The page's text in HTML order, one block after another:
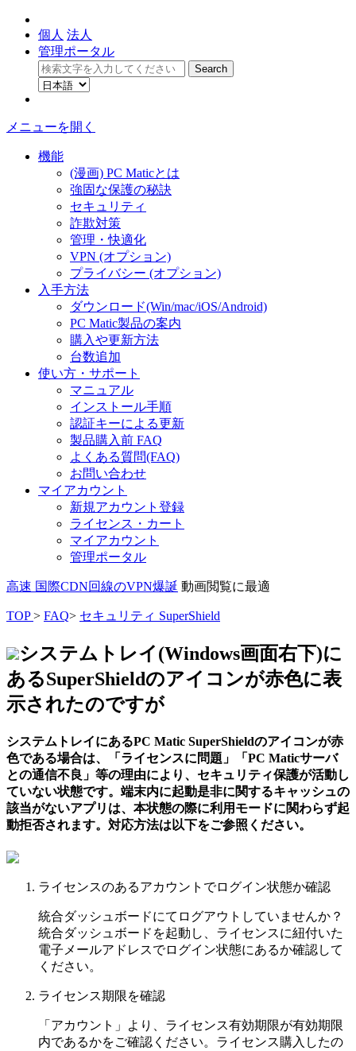
個人 法人
管理ポータル
メニューを開く
機能
(漫画) PC Maticとは
強固な保護の秘訣
セキュリティ
詐欺対策
管理・快適化
VPN (オプション)
プライバシー (オプション)
入手方法
ダウンロード(Win/mac/iOS/Android)
PC Matic製品の案内
購入や更新方法
台数追加
使い方・サポート
マニュアル
インストール手順
認証キーによる更新
製品購入前 FAQ
よくある質問(FAQ)
お問い合わせ
マイアカウント
新規アカウント登録
ライセンス・カート
マイアカウント
管理ポータル
高速 国際CDN回線のVPN爆誕 動画閲覧に最適
TOP> FAQ> セキュリティ SuperShield
システムトレイ(Windows画面右下)に
あるSuperShieldのアイコンが赤色に表
示されたのですが
システムトレイにあるPC Matic SuperShieldのアイコンが赤
色である場合は、「ライセンスに問題」「PC Maticサーバ
との通信不良」等の理由により、セキュリティ保護が活動し
ていない状態です。端末内に起動是非に関するキャッシュの
該当がないアプリは、本状態の際に利用モードに関わらず起
動拒否されます。対応方法は以下をご参照ください。
ライセンスのあるアカウントでログイン状態か確認
統合ダッシュボードにてログアウトしていませんか？
統合ダッシュボードを起動し、ライセンスに紐付いた
電子メールアドレスでログイン状態にあるか確認して
ください。
ライセンス期限を確認
「アカウント」より、ライセンス有効期限が有効期限
内であるかをご確認ください。ライセンス購入したの